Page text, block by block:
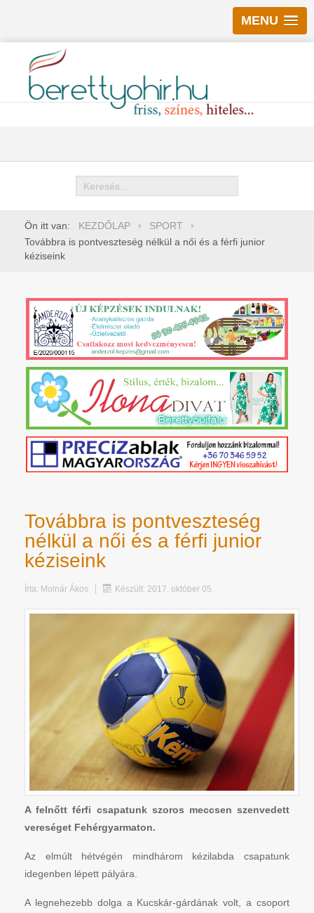
MENU
Keresés
Ön itt van: KEZDŐLAP
SPORT
Továbbra is pontveszteség nélkül a női és a férfi junior
kéziseink
Továbbra is pontveszteség
nélkül a női és a férfi junior
kéziseink
Írta: Molnár Ákos Készült: 2017. október 05.
A felnőtt férfi csapatunk szoros meccsen szenvedett
vereséget Fehérgyarmaton.
Az elmúlt hétvégén mindhárom kézilabda csapatunk
idegenben lépett pályára.
A legnehezebb dolga a Kucskár-gárdának volt, a csoport